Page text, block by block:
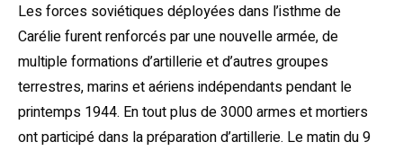
Les forces soviétiques déployées dans l’isthme de
Carélie furent renforcés par une nouvelle armée, de
multiple formations d’artillerie et d’autres groupes
terrestres, marins et aériens indépendants pendant le
printemps 1944. En tout plus de 3000 armes et mortiers
ont participé dans la préparation d’artillerie. Le matin du 9